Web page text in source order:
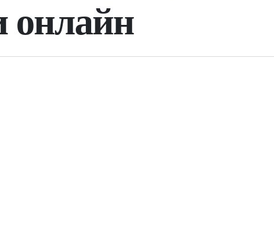
онлайн